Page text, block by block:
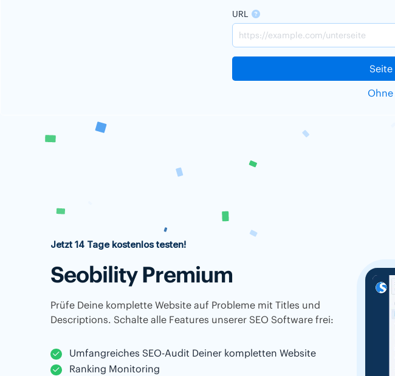
URL
Ohne
Jetzt 14 Tage kostenlos testen!
Seobility Premium
Prüfe Deine komplette Website auf Probleme mit Titles und
Descriptions. Schalte alle Features unserer SEO Software frei:
Umfangreiches SEO-Audit Deiner kompletten Website
Ranking Monitoring